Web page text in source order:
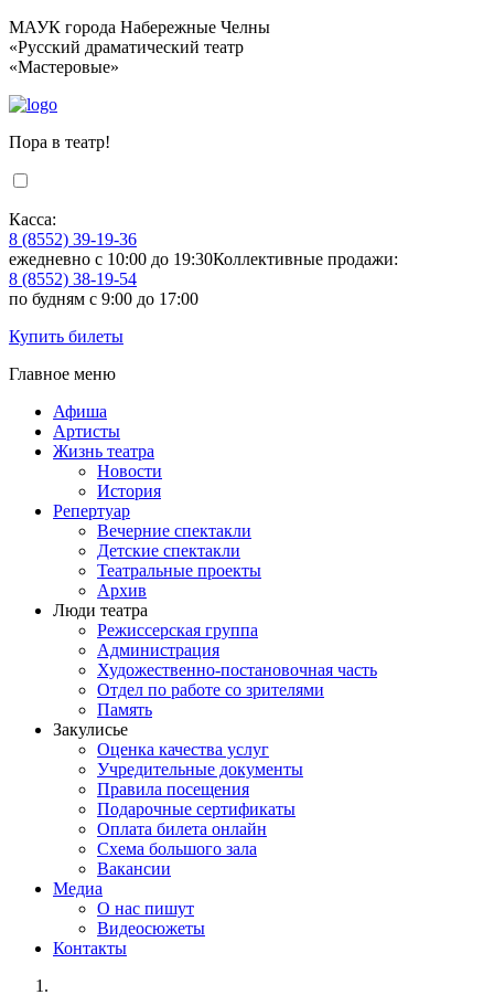
МАУК города Набережные Челны
«Русский драматический театр
«Мастеровые»
Пора в театр!
Касса:
8 (8552) 39-19-36
ежедневно с 10:00 до 19:30Коллективные продажи:
8 (8552) 38-19-54
по будням с 9:00 до 17:00
Купить билеты
Главное меню
Афиша
Артисты
Жизнь театра
Новости
История
Репертуар
Вечерние спектакли
Детские спектакли
Театральные проекты
Архив
Люди театра
Режиссерская группа
Администрация
Художественно-постановочная часть
Отдел по работе со зрителями
Память
Закулисье
Оценка качества услуг
Учредительные документы
Правила посещения
Подарочные сертификаты
Оплата билета онлайн
Схема большого зала
Вакансии
Медиа
О нас пишут
Видеосюжеты
Контакты